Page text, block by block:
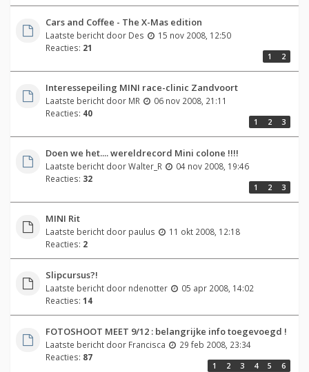
Cars and Coffee - The X-Mas edition
Laatste bericht door Des
15 nov 2008, 12:50
Reacties: 21
1 2
Interessepeiling MINI race-clinic Zandvoort
Laatste bericht door MR
06 nov 2008, 21:11
Reacties: 40
1 2 3
Doen we het.... wereldrecord Mini colone !!!!
Laatste bericht doorWalter_R
04 nov 2008, 19:46
Reacties: 32
1 2 3
MINI Rit
Laatste bericht door paulus
11 okt 2008, 12:18
Reacties: 2
Slipcursus?!
Laatste bericht door ndenotter
05 apr 2008, 14:02
Reacties: 14
FOTOSHOOT MEET 9/12 : belangrijke info toegevoegd !
Laatste bericht door Francisca
29 feb 2008, 23:34
Reacties: 87
1 2 3 4 5 6